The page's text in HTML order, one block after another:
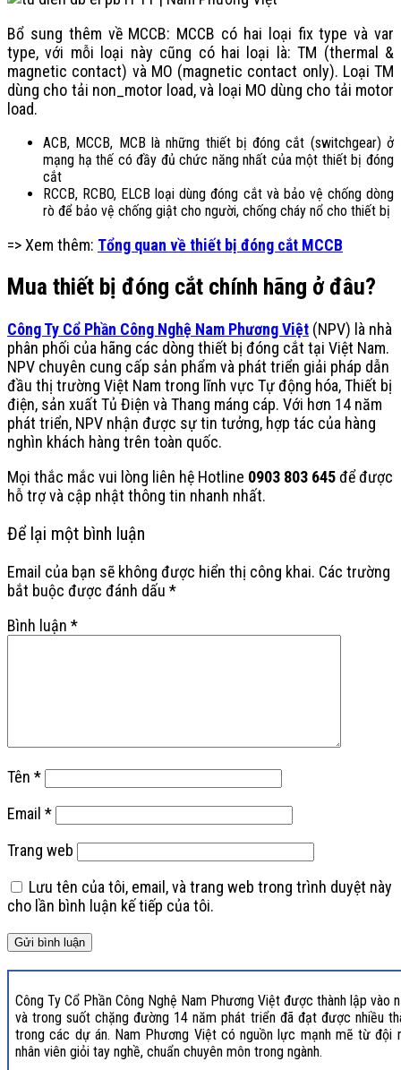
Bổ sung thêm về MCCB: MCCB có hai loại fix type và var
type, với mỗi loại này cũng có hai loại là: TM (thermal &
magnetic contact) và MO (magnetic contact only). Loại TM
dùng cho tải non_motor load, và loại MO dùng cho tải motor
load.
ACB, MCCB, MCB là những thiết bị đóng cắt (switchgear) ở
mạng hạ thế có đầy đủ chức năng nhất của một thiết bị đóng
cắt
RCCB, RCBO, ELCB loại dùng đóng cắt và bảo vệ chống dòng
rò để bảo vệ chống giật cho người, chống cháy nổ cho thiết bị
=> Xem thêm: Tổng quan về thiết bị đóng cắt MCCB
Mua thiết bị đóng cắt chính hãng ở đâu?
Công Ty Cổ Phần Công Nghệ Nam Phương Việt (NPV) là nhà
phân phối của hãng các dòng thiết bị đóng cắt tại Việt Nam.
NPV chuyên cung cấp sản phẩm và phát triển giải pháp dẫn
đầu thị trường Việt Nam trong lĩnh vực Tự động hóa, Thiết bị
điện, sản xuất Tủ Điện và Thang máng cáp. Với hơn 14 năm
phát triển, NPV nhận được sự tin tưởng, hợp tác của hàng
nghìn khách hàng trên toàn quốc.
Mọi thắc mắc vui lòng liên hệ Hotline 0903 803 645để được
hỗ trợ và cập nhật thông tin nhanh nhất.
Để lại một bình luận
Email của bạn sẽ không được hiển thị công khai. Các trường
bắt buộc được đánh dấu *
Bình luận *
Tên *
Email *
Trang web
Lưu tên của tôi, email, và trang web trong trình duyệt này
cho lần bình luận kế tiếp của tôi.
Công Ty Cổ Phần Công Nghệ Nam Phương Việt được thành lập vào
và trong suốt chặng đường 14 năm phát triển đã đạt được nhiều
trong các dự án. Nam Phương Việt có nguồn lực mạnh mẽ từ đội
nhân viên giỏi tay nghề, chuẩn chuyên môn trong ngành.